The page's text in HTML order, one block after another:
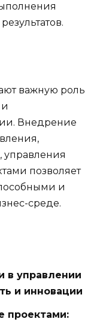
важную роль
Внедрение
позволяет
и
среде.
в управлении
и инновации
проектами: